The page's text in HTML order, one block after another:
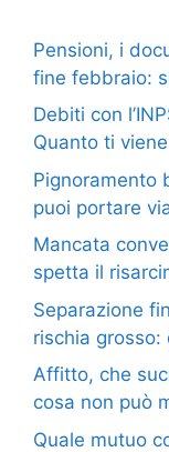
Pensioni, i
fine febbraio:
Debiti con
Quanto ti
Pignoramento
puoi portare
Mancata
spetta il
Separazione
rischia
Affitto, che
cosa non può
Quale mutuo